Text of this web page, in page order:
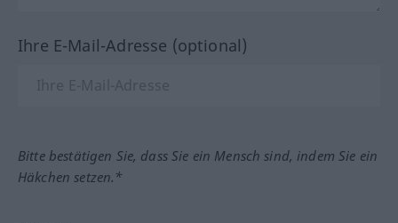
Ihre E-Mail-Adresse (optional)
Bitte bestätigen Sie, dass Sie ein Mensch sind, indem Sie ein
Häkchen setzen.*